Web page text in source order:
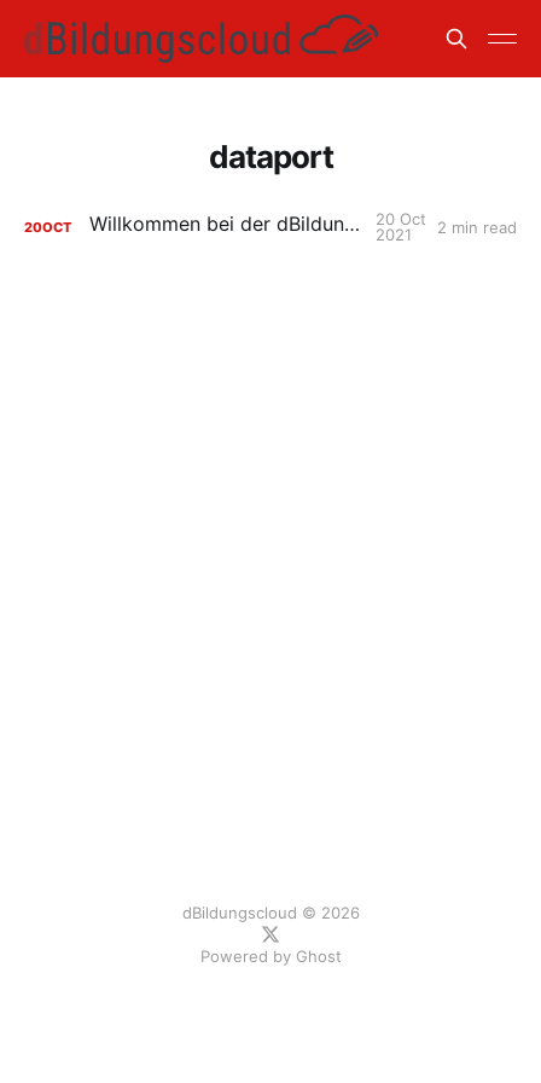
dataport
20OCT Willkommen bei der dBildungscloud!
20 Oct
2021
2 min read
dBildungscloud © 2026
Powered by Ghost